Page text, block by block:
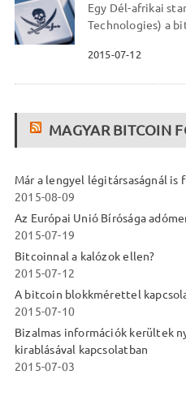
Egy Dél-afrikai
Technologies) a
2015-07-12
MAGYAR BITCOIN
Már a lengyel légitársaságnál
2015-08-09
Az Európai Unió Bírósága
2015-07-19
Bitcoinnal a kalózok ellen?
2015-07-12
A bitcoin blokkmérettel
2015-07-10
Bizalmas információk kerültek
kirablásával kapcsolatban
2015-07-03